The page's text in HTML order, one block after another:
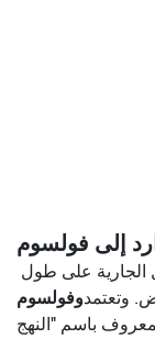
الجارية على طول
وفولسوموتعتمد
باسم "النهج